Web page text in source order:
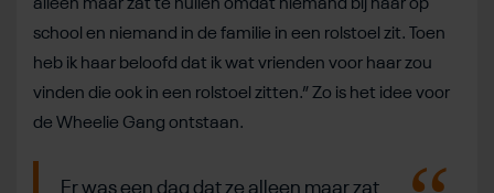
alleen maar zat te huilen omdat niemand bij haar op
school en niemand in de familie in een rolstoel zit. Toen
heb ik haar beloofd dat ik wat vrienden voor haar zou
vinden die ook in een rolstoel zitten.” Zo is het idee voor
de Wheelie Gang ontstaan.
Er was een dag dat ze alleen maar zat